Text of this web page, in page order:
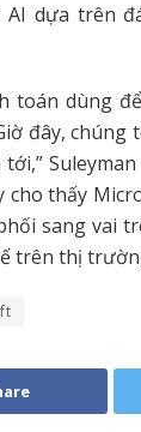
AI dựa trên
toán dùng
đây,
cho thấy
sang vai
trên thị